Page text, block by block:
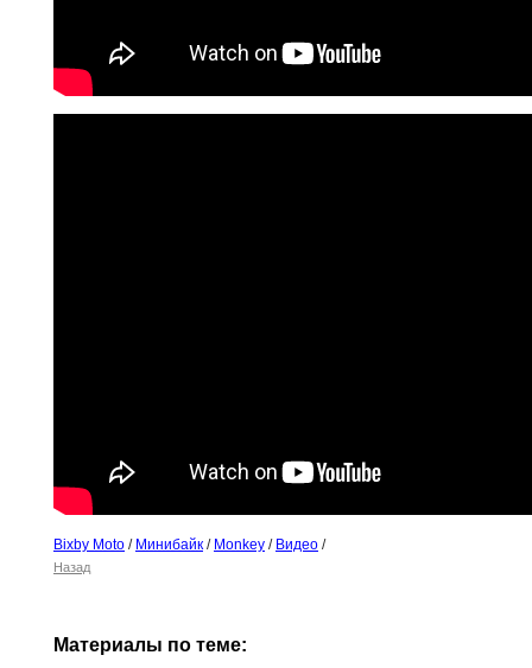
Bixby Moto / Минибайк / Monkey / Видео /
Назад
Материалы по теме: